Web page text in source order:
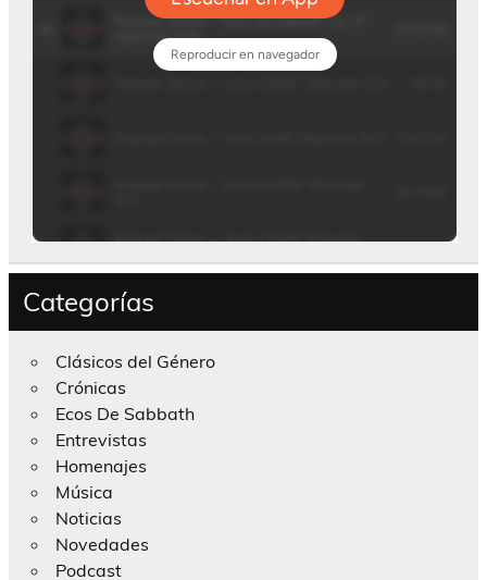
Categorías
Clásicos del Género
Crónicas
Ecos De Sabbath
Entrevistas
Homenajes
Música
Noticias
Novedades
Podcast